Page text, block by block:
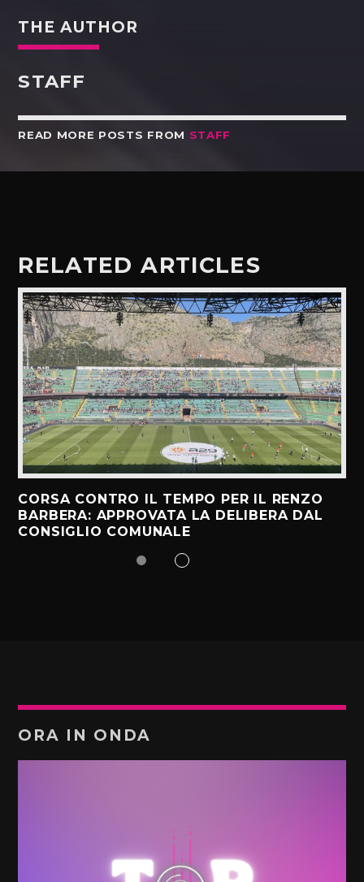
THE AUTHOR
STAFF
READ MORE POSTS FROM STAFF
RELATED ARTICLES
CORSA CONTRO IL TEMPO PER IL RENZO
BARBERA: APPROVATA LA DELIBERA DAL
CONSIGLIO COMUNALE
ORA IN ONDA